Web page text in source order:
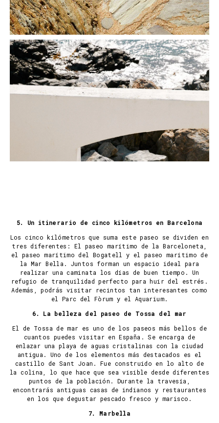
5. Un itinerario de cinco kilómetros en Barcelona
Los cinco kilómetros que suma este paseo se dividen en
tres diferentes: El paseo marítimo de la Barceloneta,
el paseo marítimo del Bogatell y el paseo marítimo de
la Mar Bella. Juntos forman un espacio ideal para
realizar una caminata los días de buen tiempo. Un
refugio de tranquilidad perfecto para huir del estrés.
Además, podrás visitar recintos tan interesantes como
el Parc del Fòrum y el Aquarium.
6. La belleza del paseo de Tossa del mar
El de Tossa de mar es uno de los paseos más bellos de
cuantos puedes visitar en España. Se encarga de
enlazar una playa de aguas cristalinas con la ciudad
antigua. Uno de los elementos más destacados es el
castillo de Sant Joan. Fue construido en lo alto de
la colina, lo que hace que sea visible desde diferentes
puntos de la población. Durante la travesía,
encontrarás antiguas casas de indianos y restaurantes
en los que degustar pescado fresco y marisco.
7. Marbella